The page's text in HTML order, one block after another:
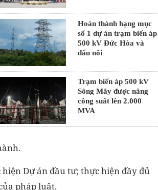
Hoàn thành hạng mục
số 1 dự án trạm biến áp
500 kV Đức Hòa và
đấu nối
Trạm biến áp 500 kV
Sông Mây được nâng
công suất lên 2.000
MVA
Dự án đầu tư; thực hiện đầy đủ
pháp luật.